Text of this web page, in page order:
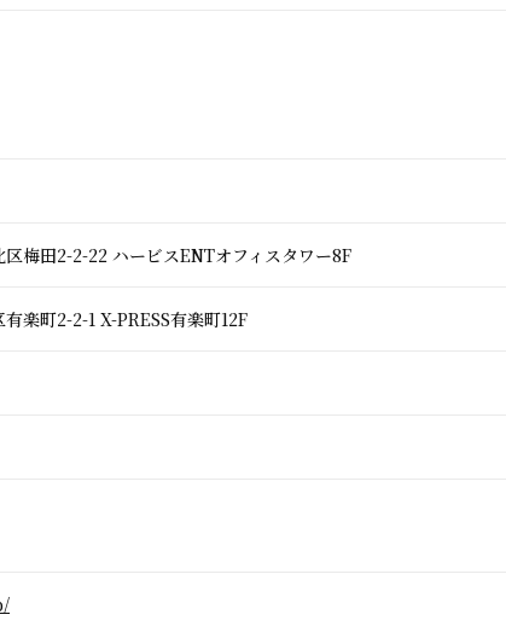
梅田2-2-22 ハービスENTオフィスタワー8F
楽町2-2-1 X-PRESS有楽町12F